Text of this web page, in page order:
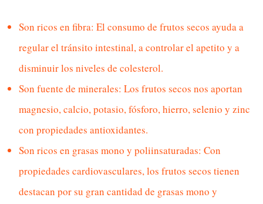
Son ricos en fibra: El consumo de frutos secos ayuda a
regular el tránsito intestinal, a controlar el apetito y a
disminuir los niveles de colesterol.
Son fuente de minerales: Los frutos secos nos aportan
magnesio, calcio, potasio, fósforo, hierro, selenio y zinc
con propiedades antioxidantes.
Son ricos en grasas mono y poliinsaturadas: Con
propiedades cardiovasculares, los frutos secos tienen
destacan por su gran cantidad de grasas mono y